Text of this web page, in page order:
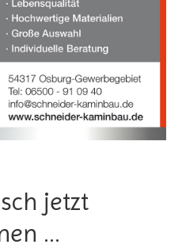
jetzt
…